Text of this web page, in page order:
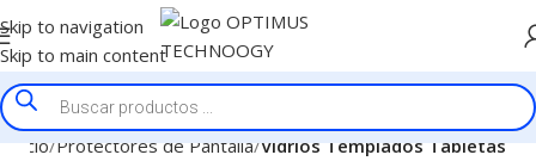
Skip to navigation
Skip to main content
Inicio Protectores de Pantalla Vidrios Templados Tabletas